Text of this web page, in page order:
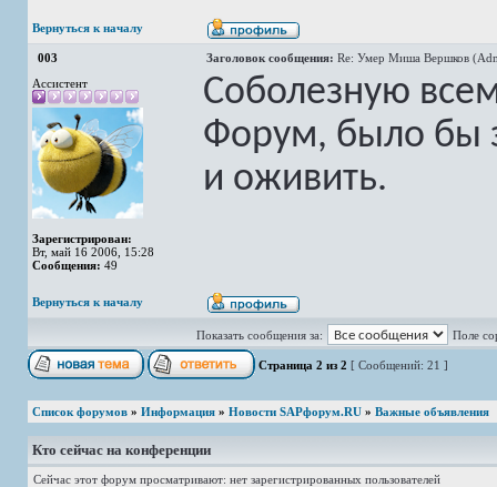
Вернуться к началу
003 Заголовок сообщения: Re: Умер Миша Вершков
Ассистент
Зарегистрирован:
Вт, май 16 2006, 15:28
Сообщения: 49
Соболезную
Форум, было бы
и оживить.
Вернуться к началу
Показать сообщения за: Поле
Страница 2 из 2 [ Сообщений: 21 ]
Список форумов » Информация » Новости SAPфорум.RU » Важные объявления
Кто сейчас на конференции
Сейчас этот форум просматривают: нет зарегистрированных пользователей